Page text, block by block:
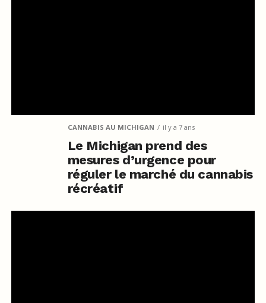
CANNABIS AU MICHIGAN il y a 7 ans
Le Michigan prend des
mesures d’urgence pour
réguler le marché du cannabis
récréatif